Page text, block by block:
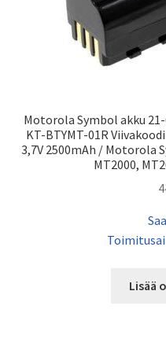
Motorola Symbol akku 21-
KT-BTYMT-01R
3,7V 2500mAh / Motorola
MT2000,
Lisää